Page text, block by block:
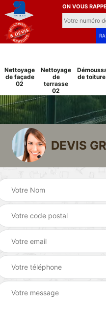
ON VOUS
Nettoyage
de façade
02
Nettoyage
de
terrasse
02
de
Peinture sur tuile
DEVIS